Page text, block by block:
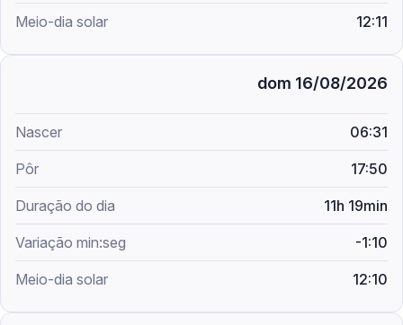
12:11
dom 16/08/2026
06:31
17:50
11h 19min
-1:10
12:10